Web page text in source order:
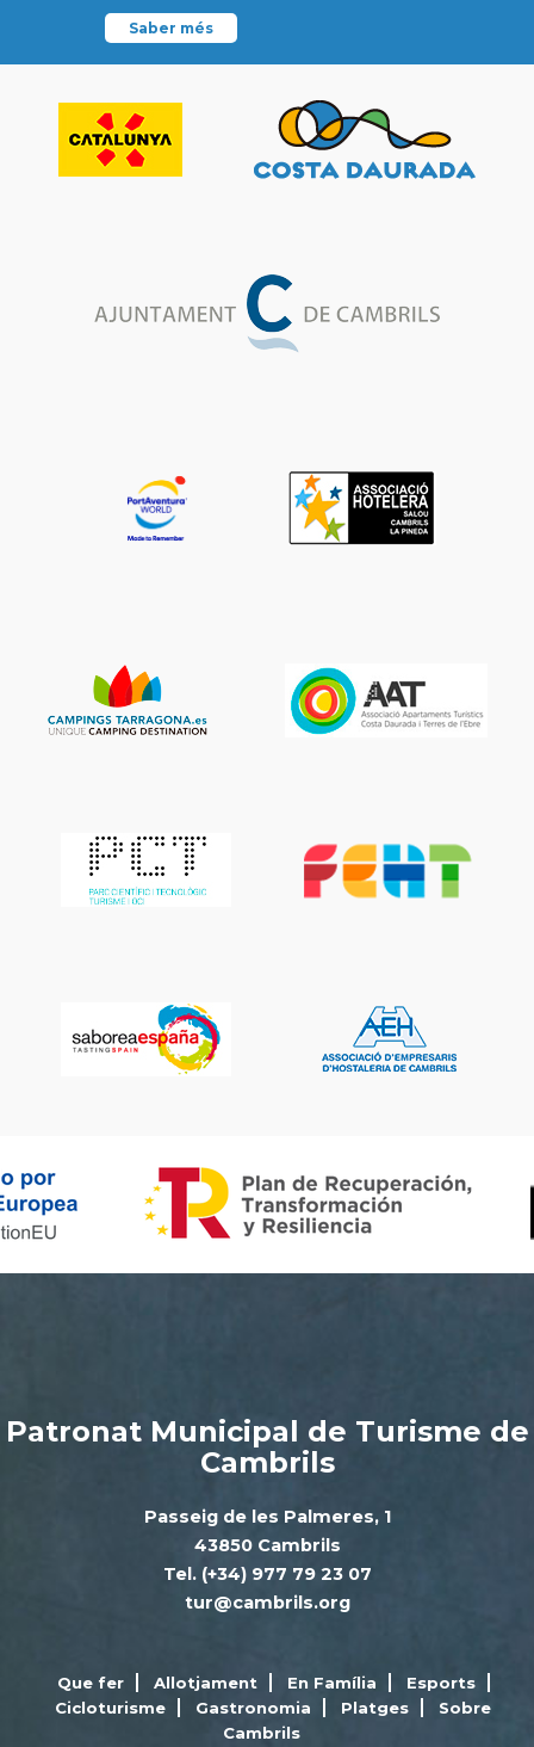
Saber més
Patronat Municipal de Turisme de
Cambrils
Passeig de les Palmeres, 1
43850 Cambrils
Tel. (+34) 977 79 23 07
tur@cambrils.org
Que fer Allotjament En Família
Esports
Cicloturisme
Gastronomia Platges
Sobre
Cambrils